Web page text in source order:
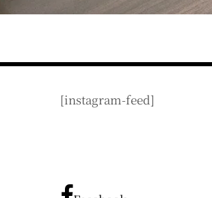
[instagram-feed]